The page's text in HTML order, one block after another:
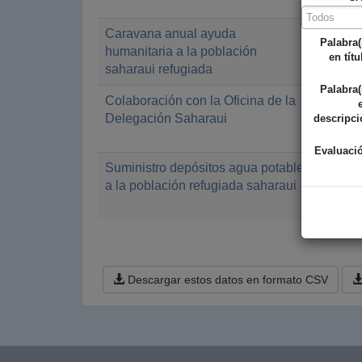
en
Caravana anual ayuda
humanitaria a la población
saharaui refugiada
Colaboración con la Oficina de la
Delegación Saharaui
Suministro depósitos agua potable
a la población refugiada saharaui
Descargar estos datos en formato CSV